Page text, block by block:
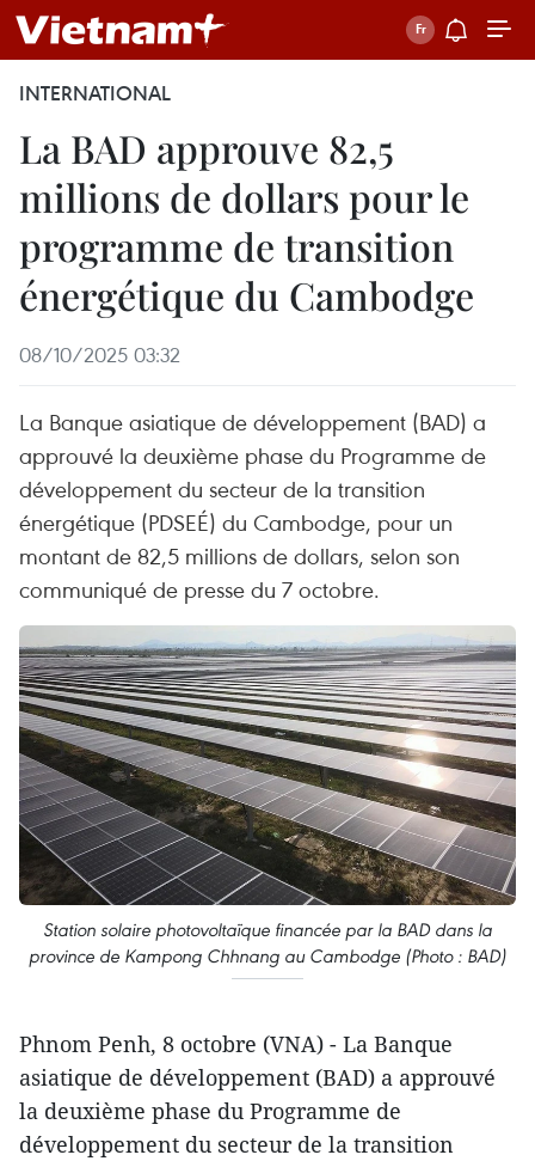
INTERNATIONAL
La BAD approuve 82,5
millions de dollars pour le
programme de transition
énergétique du Cambodge
08/10/2025 03:32
La Banque asiatique de développement (BAD) a
approuvé la deuxième phase du Programme de
développement du secteur de la transition
énergétique (PDSEÉ) du Cambodge, pour un
montant de 82,5 millions de dollars, selon son
communiqué de presse du 7 octobre.
Station solaire photovoltaïque financée par la BAD dans la
province de Kampong Chhnang au Cambodge (Photo : BAD)
Phnom Penh, 8 octobre (VNA) - La Banque
asiatique de développement (BAD) a approuvé
la deuxième phase du Programme de
développement du secteur de la transition